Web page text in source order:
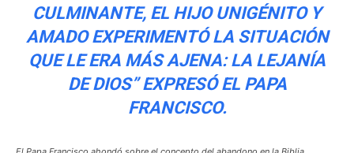
CULMINANTE, EL HIJO UNIGÉNITO Y
AMADO EXPERIMENTÓ LA SITUACIÓN
QUE LE ERA MÁS AJENA: LA LEJANÍA
DE DIOS” EXPRESÓ EL PAPA
FRANCISCO.